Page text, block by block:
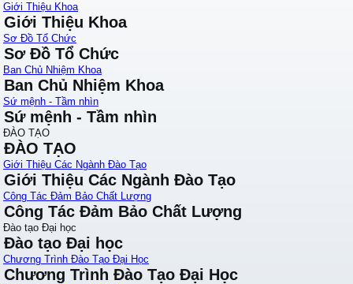
Giới Thiệu Khoa
Giới Thiệu Khoa
Sơ Đồ Tổ Chức
Sơ Đồ Tổ Chức
Ban Chủ Nhiệm Khoa
Ban Chủ Nhiệm Khoa
Sứ mệnh - Tầm nhìn
Sứ mệnh - Tầm nhìn
ĐÀO TẠO
ĐÀO TẠO
Giới Thiệu Các Ngành Đào Tạo
Giới Thiệu Các Ngành Đào Tạo
Công Tác Đảm Bảo Chất Lượng
Công Tác Đảm Bảo Chất Lượng
Đào tạo Đại học
Đào tạo Đại học
Chương Trình Đào Tạo Đại Học
Chương Trình Đào Tạo Đại Học